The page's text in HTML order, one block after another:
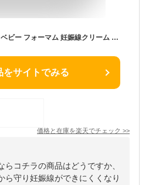
大容量400ml★【公式】アロベビー フォーマム 妊娠線クリーム お得用サイズ【送料無料】ボディマーククリーム ストレッチマーク マタニティ オーガニック 国産 ALOBABY alobaby マタニティクリーム
をサイトでみる
価格と在庫を楽天でチェック >>
コチラの商品はどうですか、
ら守り妊娠線ができにくくなり